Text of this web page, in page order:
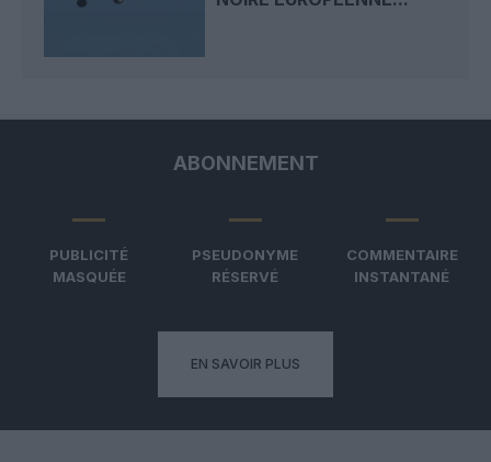
ABONNEMENT
PUBLICITÉ
MASQUÉE
PSEUDONYME
RÉSERVÉ
COMMENTAIRE
INSTANTANÉ
EN SAVOIR PLUS